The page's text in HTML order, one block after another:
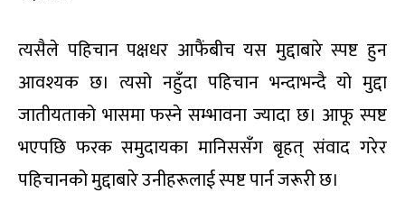
त्यसैले पहिचान पक्षधर आफैंबीच यस मुद्दाबारे स्पष्ट हुन
आवश्यक छ। त्यसो नहुँदा पहिचान भन्दाभन्दै यो मुद्दा
जातीयताको भासमा फस्ने सम्भावना ज्यादा छ। आफू स्पष्ट
भएपछि फरक समुदायका मानिससँग बृहत् संवाद गरेर
पहिचानको मुद्दाबारे उनीहरूलाई स्पष्ट पार्न जरूरी छ।